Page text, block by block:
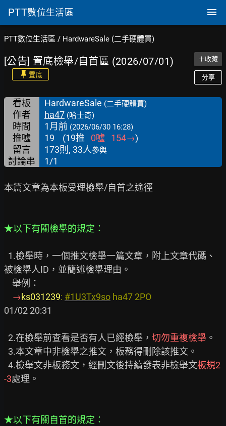
PTT數位生活區
PTT數位生活區 / HardwareSale (二手硬體買)
[公告] 置底檢舉/自首區 (2026/07/01)
置底
＋收藏
分享
看板 HardwareSale (二手硬體買)
作者 ha47 (哈士奇)
時間 1月前 (2026/06/30 16:28)
推噓 19 (19推 0噓 154→)
留言
173則, 33人參與
討論串 1/1
本篇文章為本板受理檢舉/自首之途徑
★以下有關檢舉的規定：
被檢舉人ID，並簡述檢舉理由。
→ks031239: #1U3Tx9so
01/02 20:31
  2.在檢舉前查看是否有人已經檢舉，
切勿重複檢舉 。
  4.檢舉文非板務文，經刪文後持續發表非檢舉文
板規2
-3處理。
★以下有關自首的規定：